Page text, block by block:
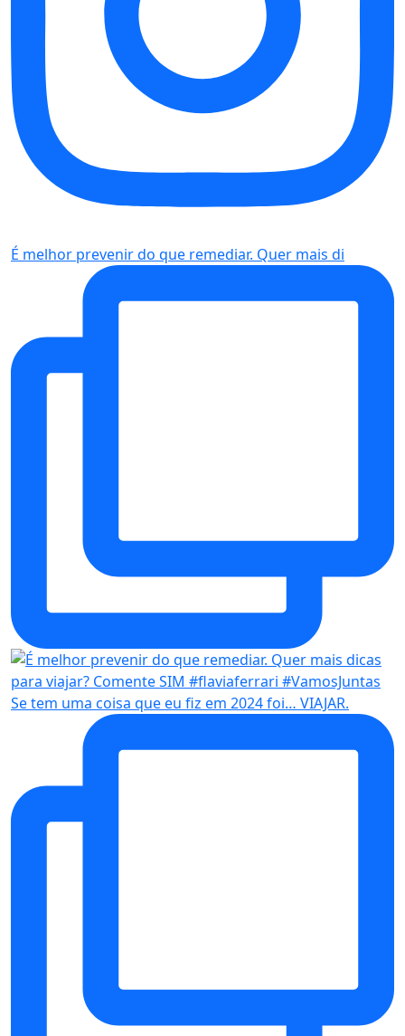
É melhor prevenir do que remediar. Quer mais di
Se tem uma coisa que eu fiz em 2024 foi… VIAJAR.